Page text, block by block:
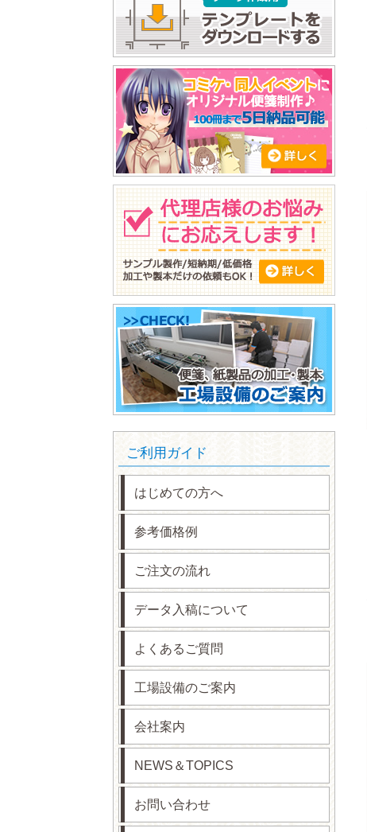
ご利用ガイド
はじめての方へ
参考価格例
ご注文の流れ
データ入稿について
よくあるご質問
工場設備のご案内
会社案内
NEWS＆TOPICS
お問い合わせ